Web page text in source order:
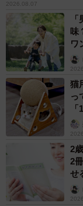
2026.08.07
味
ワ
へ
猫
っ
2
2
せ